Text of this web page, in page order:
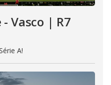
Vasco | R7
A!